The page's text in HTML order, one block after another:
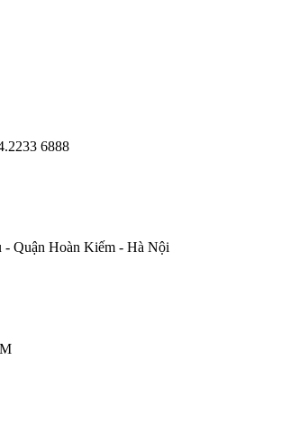
6888
- Quận Hoàn Kiếm - Hà Nội